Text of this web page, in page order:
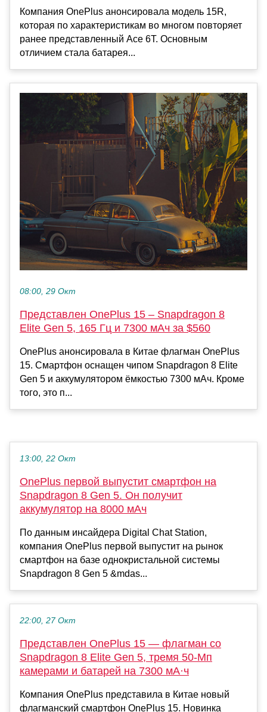
Компания OnePlus анонсировала модель 15R,
которая по характеристикам во многом повторяет
ранее представленный Ace 6T. Основным
отличием стала батарея...
08:00, 29 Окт
Представлен OnePlus 15 – Snapdragon 8
Elite Gen 5, 165 Гц и 7300 мАч за $560
OnePlus анонсировала в Китае флагман OnePlus
15. Смартфон оснащен чипом Snapdragon 8 Elite
Gen 5 и аккумулятором ёмкостью 7300 мАч. Кроме
того, это п...
13:00, 22 Окт
OnePlus первой выпустит смартфон на
Snapdragon 8 Gen 5. Он получит
аккумулятор на 8000 мАч
По данным инсайдера Digital Chat Station,
компания OnePlus первой выпустит на рынок
смартфон на базе однокристальной системы
Snapdragon 8 Gen 5 &mdas...
22:00, 27 Окт
Представлен OnePlus 15 — флагман со
Snapdragon 8 Elite Gen 5, тремя 50-Мп
камерами и батарей на 7300 мА·ч
Компания OnePlus представила в Китае новый
флагманский смартфон OnePlus 15. Новинка